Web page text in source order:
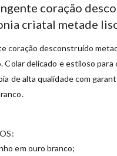
coração
criatal metade
coração desconstruído
Colar delicado e estiloso para
de alta qualidade com
em ouro branco;